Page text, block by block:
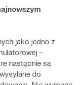
jako jedno z
–
następnie są
do